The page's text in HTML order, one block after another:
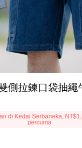
側拉鍊口袋抽
di Kedai Serbaneka,
percuma